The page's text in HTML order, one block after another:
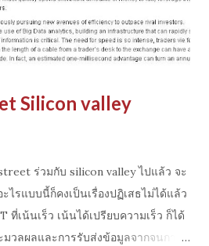
Silicon valley
ร่วมกับ silicon valley ไปแล้ว จะ
ไรแบบนี้ก็คงเป็นเรื่องปฏิเสธไม่ได้แล้ว
ที่เน้นเร็ว เน้นได้เปรียบความเร็ว ก็ได้
วลผลและการรับส่งข้อมูลจากจนการ